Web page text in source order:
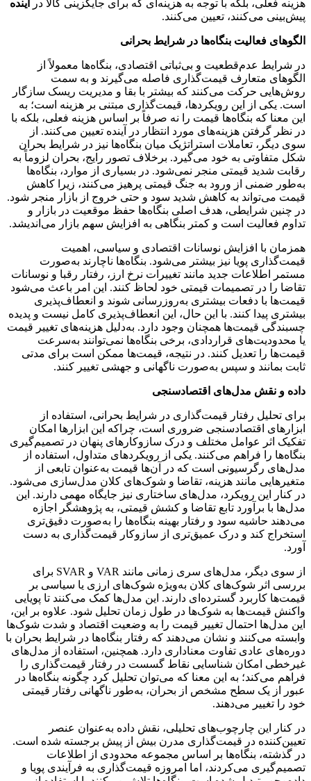
هزینه فعلی، بلکه با توجه به هزینه‌ای که برای جایگزینی کالا در
آینده
پیش‌بینی می‌کنند، تعیین می‌کنند.
الگوهای فعالیت بنگاه‌ها در شرایط بحرانی
در شرایط عدم‌قطعیت و بی‌ثباتی اقتصادی، بنگاه‌ها معمولاً از
الگوهای متعارف قیمت‌گذاری فاصله می‌گیرند و به سمت
روش‌هایی حرکت می‌کنند که بیشتر با بقا و مدیریت ریسک سازگار
است. یکی از این رویکردها، قیمت‌گذاری مبتنی بر هزینه است؛ به
این معنا که بنگاه‌ها قیمت را نه صرفاً بر اساس هزینه فعلی، بلکه با
در نظر گرفتن هزینه‌های مورد انتظار در آینده تعیین می‌کنند. از
سوی دیگر، تعاملات استراتژیک میان بنگاه‌ها نیز در شرایط بحران
شکل متفاوتی به خود می‌گیرد. برخلاف تصور رایج، بحران لزوماً به
رقابت شدید قیمتی منجر نمی‌شود. در بسیاری از موارد، بنگاه‌ها
به‌طور ضمنی از ورود به جنگ قیمتی پرهیز می‌کنند، زیرا کاهش
قیمت می‌تواند به کاهش شدید سود و حتی خروج از بازار منجر شود.
در چنین شرایطی، هدف اصلی بنگاه‌ها حفظ موقعیت در بازار و
تداوم فعالیت است و کمتر بنگاهی به افزایش سهم بازار می‌اندیشد.
همزمان با افزایش نوسانات اقتصادی و سیاسی، اهمیت
قیمت‌گذاری پویا نیز بیشتر می‌شود. بنگاه‌ها ناچارند به‌صورت
مستمر اطلاعات جدید مانند تغییرات نرخ ارز، رفتار رقبا و نوسانات
تقاضا را در تصمیمات قیمتی خود لحاظ کنند. این امر باعث می‌شود
قیمت‌ها با دفعات بیشتری به‌روزرسانی شوند و انعطاف‌پذیری
بیشتری پیدا کنند. با این حال، این انعطاف‌پذیری کامل نیست و پدیده
چسبندگی قیمت‌ها همچنان وجود دارد. به‌دلیل هزینه‌های تغییر قیمت
یا محدودیت‌های قراردادی، برخی بنگاه‌ها نمی‌توانند به‌سرعت
قیمت‌ها را تعدیل کنند. در نتیجه، قیمت‌ها ممکن است برای مدتی
ثابت بمانند و سپس به‌صورت ناگهانی و جهشی تغییر کنند.
داده و نقش مدل‌های اقتصادسنجی
برای تحلیل رفتار قیمت‌گذاری در شرایط بحرانی، استفاده از
ابزارهای اقتصادسنجی ضروری است، چراکه این ابزارها امکان
تفکیک اثر عوامل مختلف و درک سازوکارهای پنهان در تصمیم‌گیری
بنگاه‌ها را فراهم می‌کنند. یکی از رویکردهای متداول، استفاده از
مدل‌های رگرسیونی است که در آن‌ها قیمت به‌عنوان تابعی از
متغیرهایی مانند هزینه، تقاضا و شوک‌های کلان مدل‌سازی می‌شود.
در کنار این رویکرد، مدل‌های ساختاری نیز جایگاه مهمی دارند. این
مدل‌ها با برآورد تابع تقاضا و کشش قیمتی، به پژوهشگر اجازه
می‌دهند حاشیه سود و رفتار بهینه بنگاه‌ها را به‌صورت دقیق‌تری
استخراج کند و درک عمیق‌تری از سازوکار قیمت‌گذاری به دست
آورد.
از سوی دیگر، مدل‌های سری زمانی مانند VAR و SVAR برای
بررسی اثر شوک‌های کلان به‌ویژه شوک‌های ارزی یا سیاسی بر
قیمت‌ها کاربرد گسترده‌ای دارند. این مدل‌ها کمک می‌کنند تا پویایی
واکنش قیمت‌ها به شوک‌ها در طول زمان تحلیل شود. علاوه بر این،
این مدل‌ها احتمال تغییر قیمت را به وضعیت اقتصاد و شدت شوک‌ها
وابسته می‌کنند و نشان می‌دهند که رفتار بنگاه‌ها در شرایط بحران با
دوره‌های عادی تفاوت معناداری دارد. همچنین، استفاده از مدل‌های
غیرخطی امکان شناسایی نقاط گسست در رفتار قیمت‌گذاری را
فراهم می‌کند؛ به این معنا که می‌توان تحلیل کرد چگونه بنگاه‌ها در
عبور از یک سطح مشخص از بحران، به‌طور ناگهانی رفتار قیمتی
خود را تغییر می‌دهند.
در کنار این چارچوب‌های تحلیلی، نقش داده به‌عنوان عنصر
تعیین‌کننده در قیمت‌گذاری مدرن بیش از پیش برجسته شده است.
در گذشته، بنگاه‌ها بر اساس مجموعه محدودی از اطلاعات
تصمیم‌گیری می‌کردند، اما امروزه قیمت‌گذاری به فرآیندی پویا و